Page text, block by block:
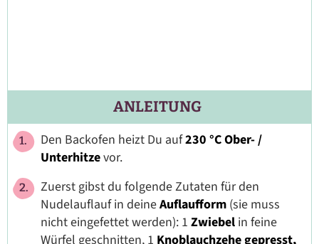
ANLEITUNG
Den Backofen heizt Du auf230 °C Ober- /
Unterhitzevor.
Zuerst gibst du folgende Zutaten für den
Nudelauflauf in deineAuflaufform (sie muss
nicht eingefettet werden): 1 Zwiebel in feine
Würfel geschnitten, 1 Knoblauchzehe gepresst,